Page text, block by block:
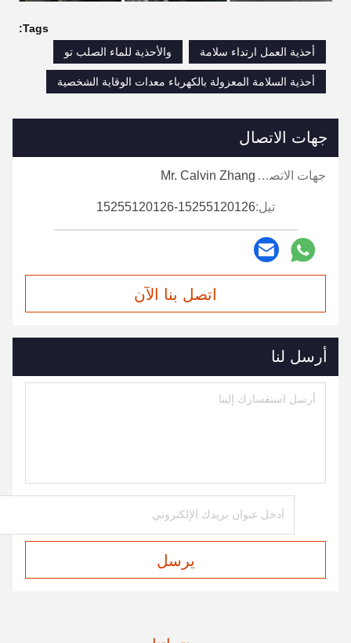
Tags:
أحذية العمل ارتداء سلامة
والأحذية للماء الصلب تو
أحذية السلامة المعزولة بالكهرباء معدات الوقاية الشخصية
جهات الاتصال
جهات الاتصال: Mr. Calvin Zhang
تيل:15255120126-15255120126
اتصل بنا الآن
أرسل لنا
يرسل